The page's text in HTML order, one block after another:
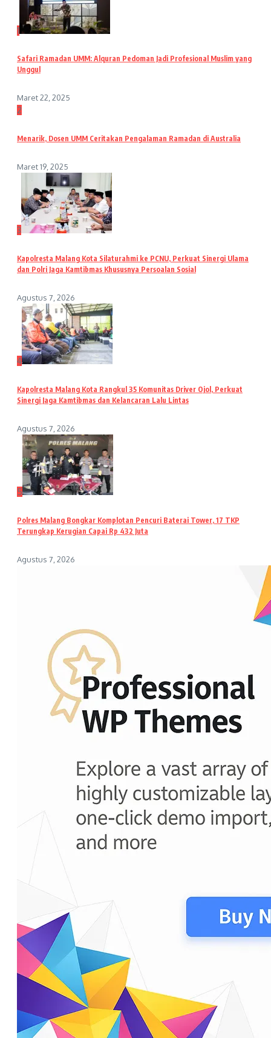
1
Safari Ramadan UMM: Alquran Pedoman Jadi Profesional Muslim yang
Unggul
Maret 22, 2025
2
Menarik, Dosen UMM Ceritakan Pengalaman Ramadan di Australia
Maret 19, 2025
3
Kapolresta Malang Kota Silaturahmi ke PCNU, Perkuat Sinergi Ulama
dan Polri Jaga Kamtibmas Khususnya Persoalan Sosial
Agustus 7, 2026
4
Kapolresta Malang Kota Rangkul 35 Komunitas Driver Ojol, Perkuat
Sinergi Jaga Kamtibmas dan Kelancaran Lalu Lintas
Agustus 7, 2026
5
Polres Malang Bongkar Komplotan Pencuri Baterai Tower, 17 TKP
Terungkap Kerugian Capai Rp 432 Juta
Agustus 7, 2026